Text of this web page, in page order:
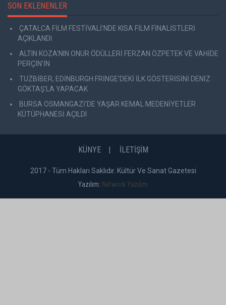
SON EKLENENLER
ÇATALCA FİLM FESTİVALİ'NDE KISA FİLM FİNALİSTLERİ
AÇIKLANDI
ALTIN KOZA'NIN ONUR ÖDÜLLERİ FERZAN ÖZPETEK VE VAHİDE
PERÇİN'İN
TUZBİBER, EDİNBURGH FRİNGE'DEKİ İLK GÖSTERİSİNİ DENİZ
GÖKTAŞ'LA YAPACAK
BURSA OSMANGAZİ'DE YAŞAR KEMAL MEDENİYETLER
KÜTÜPHANESİ AÇILDI
KÜNYE İLETİŞİM
2017 - Tüm Hakları Saklıdır. Kültür Ve Sanat Gazetesi
Yazılım: Network Yazılım